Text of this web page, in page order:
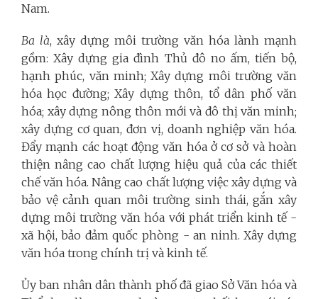
Nam.
Ba là, xây dựng môi trường văn hóa lành mạnh
gồm: Xây dựng gia đình Thủ đô no ấm, tiến bộ,
hạnh phúc, văn minh; Xây dựng môi trường văn
hóa học đường; Xây dựng thôn, tổ dân phố văn
hóa; xây dựng nông thôn mới và đô thị văn minh;
xây dựng cơ quan, đơn vị, doanh nghiệp văn hóa.
Đẩy mạnh các hoạt động văn hóa ở cơ sở và hoàn
thiện nâng cao chất lượng hiệu quả của các thiết
chế văn hóa. Nâng cao chất lượng việc xây dựng và
bảo vệ cảnh quan môi trường sinh thái, gắn xây
dựng môi trường văn hóa với phát triển kinh tế -
xã hội, bảo đảm quốc phòng - an ninh. Xây dựng
văn hóa trong chính trị và kinh tế.
Ủy ban nhân dân thành phố đã giao Sở Văn hóa và